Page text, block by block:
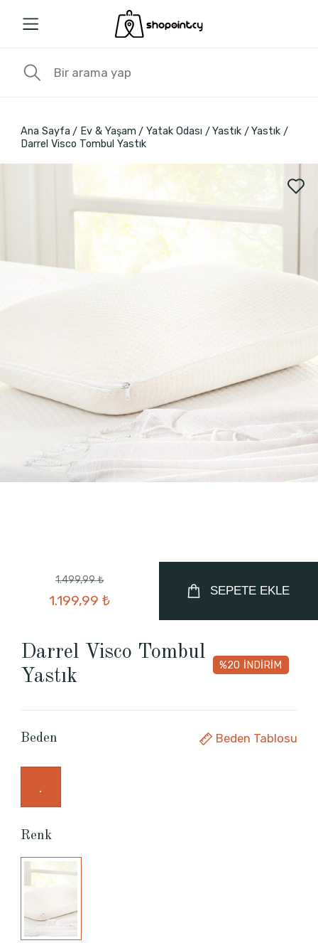
Ana Sayfa Ev & Yaşam Yatak Odası Yastık
Yastık
Darrel Visco Tombul Yastık
1.499,99 ₺
1.199,99 ₺
SEPETE EKLE
Darrel Visco Tombul
Yastık
%20 İNDİRİM
Beden Beden Tablosu
.
Renk